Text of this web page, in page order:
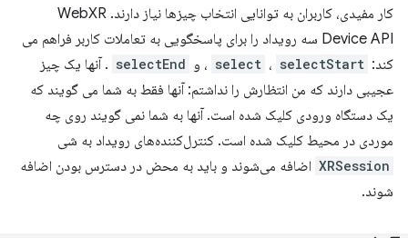
کار مفیدی، کاربران به توانایی انتخاب چیزها نیاز دارند. WebXR
Device API سه رویداد را برای پاسخگویی به تعاملات کاربر فراهم می
کند:
select ، selectStart ، و selectEnd . آنها یک چیز
عجیبی دارند که من انتظارش را نداشتم: آنها فقط به شما می گویند که
یک دستگاه ورودی کلیک شده است. آنها به شما نمی گویند روی چه
موردی در محیط کلیک شده است. کنترل‌کننده‌های رویداد به شی
XRSession اضافه می‌شوند و باید به محض در دسترس بودن اضافه
شوند.